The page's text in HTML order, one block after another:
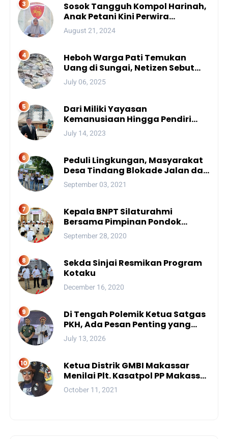
Sosok Tangguh Kompol Harinah,
Anak Petani Kini Perwira
Menengah Polda Sulsel
August 21, 2024
Heboh Warga Pati Temukan
Uang di Sungai, Netizen Sebut
Fenomena Aneh
July 06, 2025
Dari Miliki Yayasan
Kemanusiaan Hingga Pendiri
Unhan, Begini Profil Bro Rivai
Putra Sulsel Yang Promosi
July 14, 2023
Peduli Lingkungan, Masyarakat
Desa Tindang Blokade Jalan dan
Lokasi Tambang
September 03, 2021
Kepala BNPT Silaturahmi
Bersama Pimpinan Pondok
Pesantren Se-Sulsel
September 28, 2020
Sekda Sinjai Resmikan Program
Kotaku
December 16, 2020
Di Tengah Polemik Ketua Satgas
PKH, Ada Pesan Penting yang
Ditegaskan ke Publik
July 13, 2026
Ketua Distrik GMBI Makassar
Menilai Plt. Kasatpol PP Makassar
Melanggar Kode Etik ASN
October 11, 2021